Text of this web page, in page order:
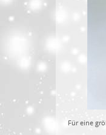
Für eine